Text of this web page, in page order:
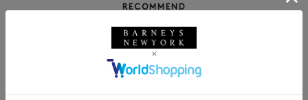
RECOMMEND